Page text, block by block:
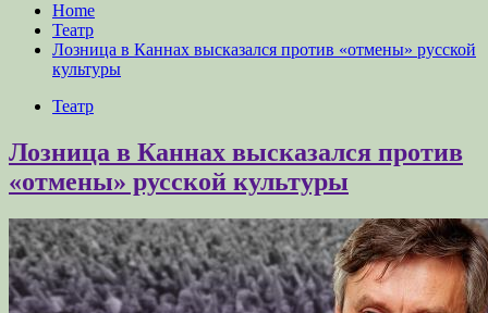
Home
Театр
Лозница в Каннах высказался против «отмены» русской
культуры
Театр
Лозница в Каннах высказался против
«отмены» русской культуры